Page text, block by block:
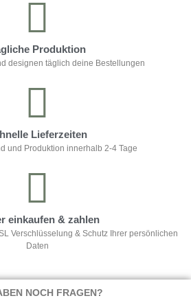
Produktion
designen täglich deine Bestellungen
Lieferzeiten
und Produktion innerhalb 2-4 Tage
einkaufen & zahlen
Verschlüsselung & Schutz Ihrer persönlichen
Daten
NOCH FRAGEN?